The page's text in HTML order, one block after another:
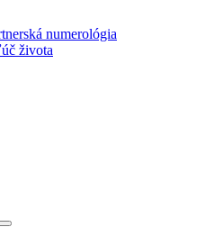
numerológia
života